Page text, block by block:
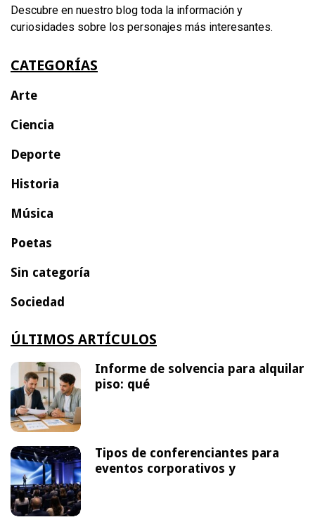
Descubre en nuestro blog toda la información y
curiosidades sobre los personajes más interesantes.
CATEGORÍAS
Arte
Ciencia
Deporte
Historia
Música
Poetas
Sin categoría
Sociedad
ÚLTIMOS ARTÍCULOS
Informe de solvencia para alquilar
piso: qué
Tipos de conferenciantes para
eventos corporativos y